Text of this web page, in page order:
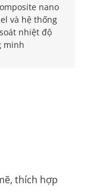
nano
và hệ thống
nhiệt độ
minh
thích hợp